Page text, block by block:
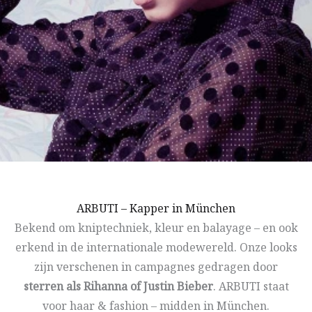
ARBUTI – Kapper in München
Bekend om kniptechniek, kleur en balayage – en ook
erkend in de internationale modewereld. Onze looks
zijn verschenen in campagnes gedragen door
sterren als Rihanna of Justin Bieber. ARBUTI staat
voor haar & fashion – midden in München.